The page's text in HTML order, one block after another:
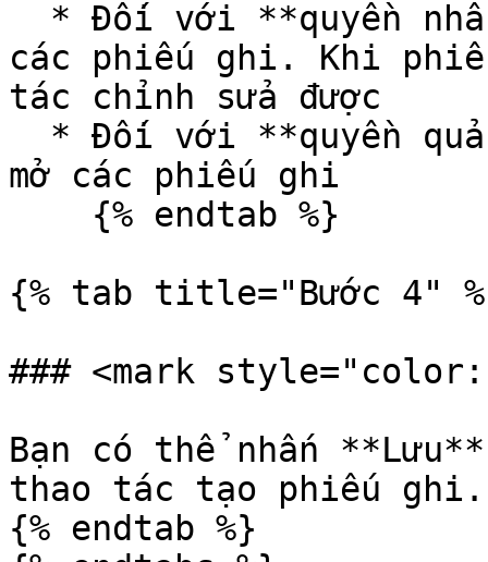
các phiếu ghi. Khi
tác chỉnh sửa được
mở các phiếu ghi
{% tab title="Bước 4"
### <mark
Bạn có thể nhấn
thao tác tạo phiếu ghi.
{% endtab %}